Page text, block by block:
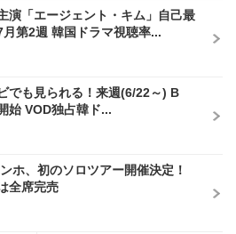
演「エージェント・キム」自己最
第2週 韓国ドラマ視聴率...
でも見られる！来週(6/22～) B
始 VOD独占韓ド...
ホ、初のソロツアー開催決定！
全席完売